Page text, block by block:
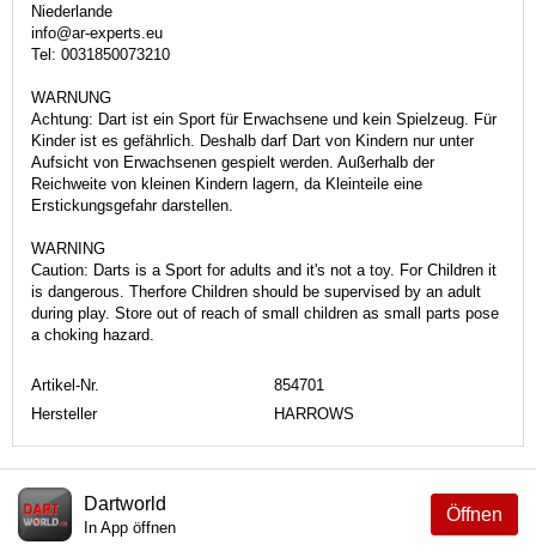
Niederlande
info@ar-experts.eu
Tel: 0031850073210
WARNUNG
Achtung: Dart ist ein Sport für Erwachsene und kein Spielzeug. Für
Kinder ist es gefährlich. Deshalb darf Dart von Kindern nur unter
Aufsicht von Erwachsenen gespielt werden. Außerhalb der
Reichweite von kleinen Kindern lagern, da Kleinteile eine
Erstickungsgefahr darstellen.
WARNING
Caution: Darts is a Sport for adults and it's not a toy. For Children it
is dangerous. Therfore Children should be supervised by an adult
during play. Store out of reach of small children as small parts pose
a choking hazard.
Artikel-Nr.
854701
Hersteller
HARROWS
Öffnen
Dartworld
In App öffnen